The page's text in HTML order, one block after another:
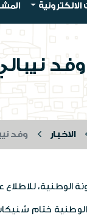
وفد
الاخبار وفد
الوطنية، للاطلاع
ختام